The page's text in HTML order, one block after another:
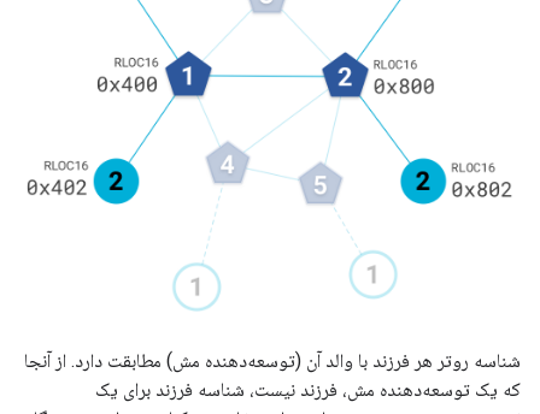
شناسه روتر هر فرزند با والد آن (توسعه‌دهنده مش) مطابقت دارد. از آنجا
که یک توسعه‌دهنده مش، فرزند نیست، شناسه فرزند برای یک